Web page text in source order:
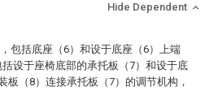
Hide Dependent
包括底座（6）和设于底座（6）上端
设于座椅底部的承托板（7）和设于底
板（8）连接承托板（7）的调节机构，